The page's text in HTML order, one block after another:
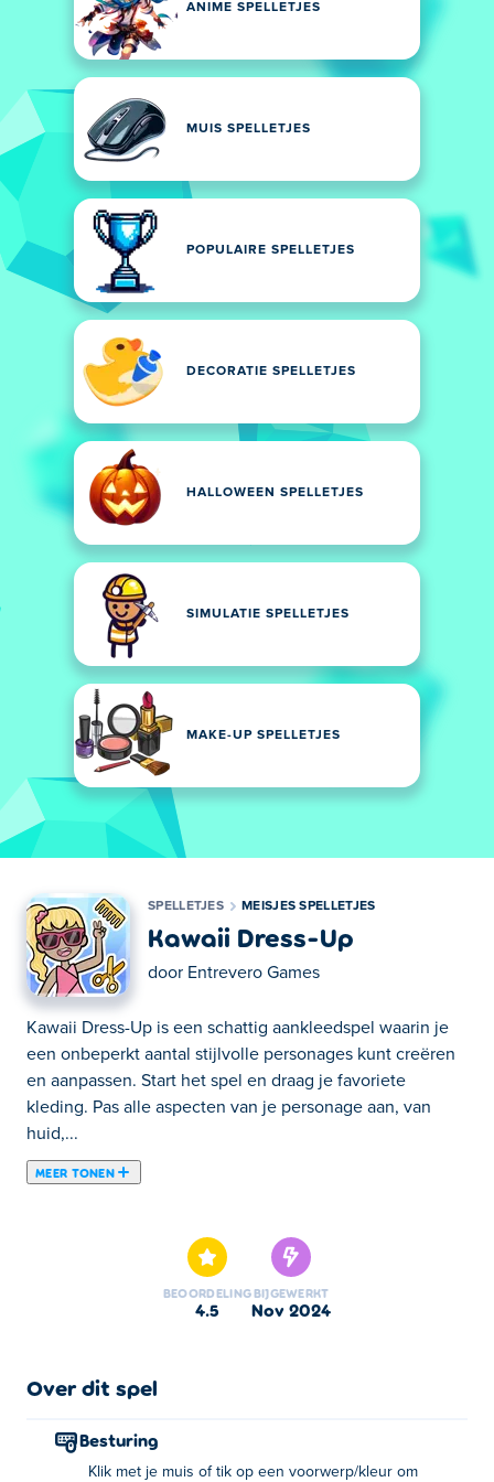
ANIME SPELLETJES
MUIS SPELLETJES
POPULAIRE SPELLETJES
DECORATIE SPELLETJES
HALLOWEEN SPELLETJES
SIMULATIE SPELLETJES
MAKE-UP SPELLETJES
SPELLETJES MEISJES SPELLETJES
Kawaii Dress-Up
door Entrevero Games
Kawaii Dress-Up is een schattig aankleedspel waarin je
een onbeperkt aantal stijlvolle personages kunt creëren
en aanpassen. Start het spel en draag je favoriete
kleding. Pas alle aspecten van je personage aan, van
huid,...
MEER TONEN
en aanpassen. Start het spel en draag je favoriete
kleding. Pas alle aspecten van je personage aan, van
huid, haar, gelaatstrekken en kleding tot meer! Je kunt
hem op te slaan op je apparaat. Laat ons zien hoe
fashionista van de stad te worden?
BEOORDELING
4.5
BIJGEWERKT
nov 2024
Over dit spel
Besturing
Klik met je muis of tik op een voorwerp/kleur om